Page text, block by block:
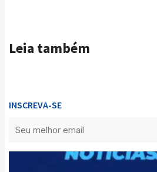
Leia também
INSCREVA-SE